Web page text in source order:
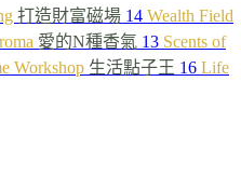
打造財富磁場 14 Wealth Field
愛的N種香氣 13 Scents of
Workshop 生活點子王 16 Life